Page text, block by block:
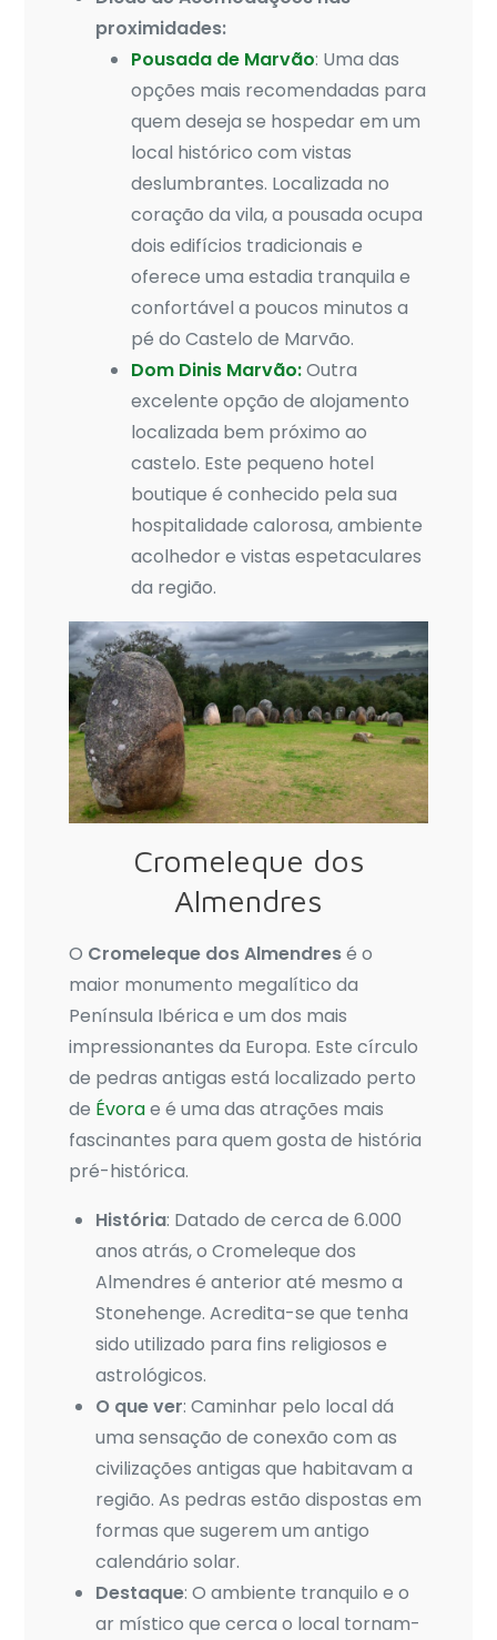
proximidades:
Pousada de Marvão: Uma das
opções mais recomendadas para
quem deseja se hospedar em um
local histórico com vistas
deslumbrantes. Localizada no
coração da vila, a pousada ocupa
dois edifícios tradicionais e
oferece uma estadia tranquila e
confortável a poucos minutos a
pé do Castelo de Marvão.
Dom Dinis Marvão:Outra
excelente opção de alojamento
localizada bem próximo ao
castelo. Este pequeno hotel
boutique é conhecido pela sua
hospitalidade calorosa, ambiente
acolhedor e vistas espetaculares
da região.
Cromeleque dos
Almendres
O Cromeleque dos Almendresé o
maior monumento megalítico da
Península Ibérica e um dos mais
impressionantes da Europa. Este círculo
de pedras antigas está localizado perto
de Évorae é uma das atrações mais
fascinantes para quem gosta de história
pré-histórica.
História: Datado de cerca de 6.000
anos atrás, o Cromeleque dos
Almendres é anterior até mesmo a
Stonehenge. Acredita-se que tenha
sido utilizado para fins religiosos e
astrológicos.
O que ver: Caminhar pelo local dá
uma sensação de conexão com as
civilizações antigas que habitavam a
região. As pedras estão dispostas em
formas que sugerem um antigo
calendário solar.
Destaque: O ambiente tranquilo e o
ar místico que cerca o local tornam-